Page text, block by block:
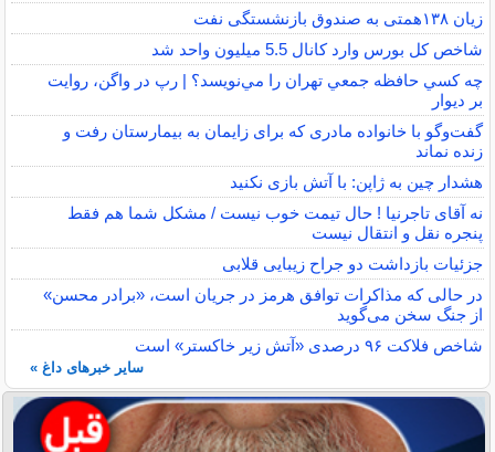
زیان ۱۳۸همتی به صندوق بازنشستگی نفت
شاخص کل بورس وارد کانال 5.5 میلیون واحد شد
چه كسي حافظه جمعي تهران را مي‌نويسد؟ | رپ در واگن، روايت
بر ديوار
گفت‌وگو با خانواده مادری که برای زایمان به بیمارستان رفت و
زنده نماند
هشدار چین به ژاپن: با آتش بازی نکنید
نه آقای تاجرنیا ! حال تیمت خوب نیست / مشکل شما هم فقط
پنجره نقل و انتقال نیست
جزئیات بازداشت دو جراح زیبایی قلابی
در حالی که مذاکرات توافق هرمز در جریان است، «برادر محسن»
از جنگ سخن می‌گوید
شاخص فلاکت ۹۶ درصدی «آتش زیر خاکستر» است
سایر خبرهای داغ »